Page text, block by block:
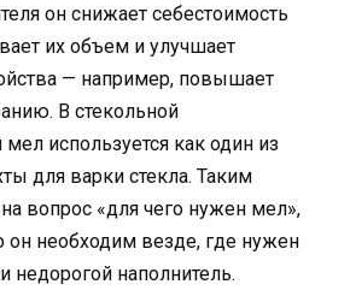
он снижает себестоимость
их объем и улучшает
— например, повышает
В стекольной
используется как один из
для варки стекла. Таким
вопрос «для чего нужен мел»,
необходим везде, где нужен
недорогой наполнитель.